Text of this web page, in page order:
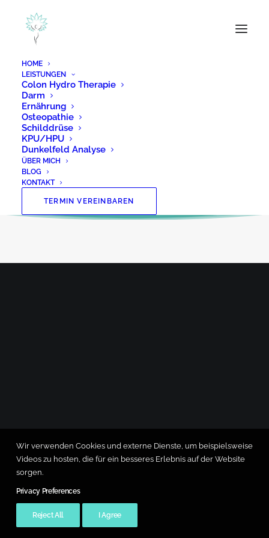
HOME
LEISTUNGEN
Colon Hydro Therapie
Darm
Ernährung
Osteopathie
Schilddrüse
KPU/HPU
Dunkelfeld Analyse
ÜBER MICH
BLOG
KONTAKT
TERMIN VEREINBAREN
Wir verwenden Cookies und externe Dienste, um beispielsweise
Videos zu hosten, die für ein besseres Erlebnis auf der Website
sorgen.
Privacy Preferences
Reject All I Agree